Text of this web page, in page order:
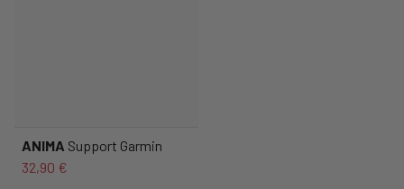
ANIMA Support Garmin
32,90 €